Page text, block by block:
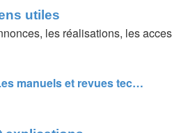
utiles
les réalisations, les
manuels et revues tec…